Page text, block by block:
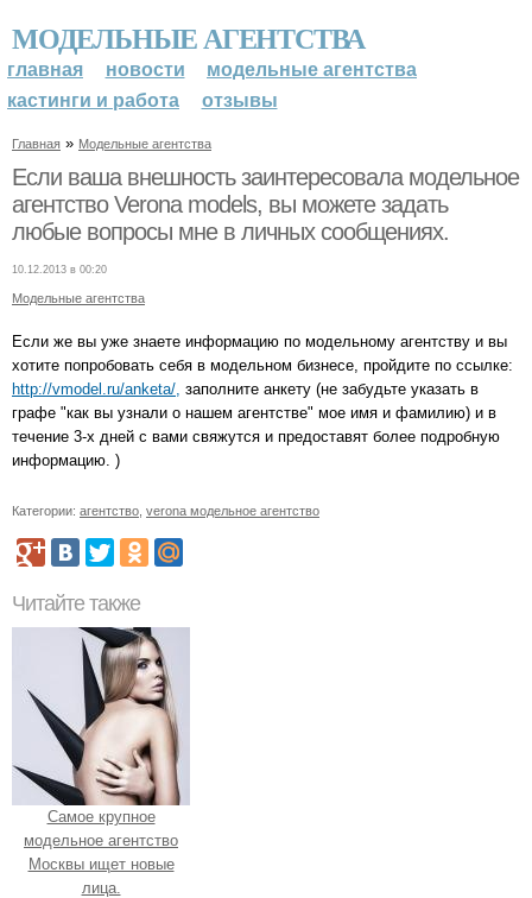
МОДЕЛЬНЫЕ АГЕНТСТВА
главная новости
модельные агентства
кастинги и работа
отзывы
Главная » Модельные агентства
Если ваша внешность заинтересовала модельное
агентство Verona models, вы можете задать
любые вопросы мне в личных сообщениях.
10.12.2013 в 00:20
Модельные агентства
Если же вы уже знаете информацию по модельному агентству и вы
хотите попробовать себя в модельном бизнесе, пройдите по ссылке:
http://vmodel.ru/anketa/, заполните анкету (не забудьте указать в
графе "как вы узнали о нашем агентстве" мое имя и фамилию) и в
течение 3-х дней с вами свяжутся и предоставят более подробную
информацию. )
Категории: агентство verona модельное агентство
Читайте также
Самое крупное
модельное агентство
Москвы ищет новые
лица.